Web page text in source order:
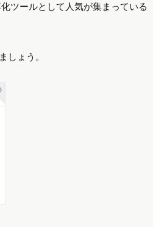
ツールとして人気が集まっている
しょう。